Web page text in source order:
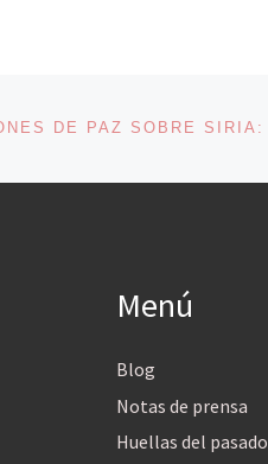
Menú
Blog
Notas de prensa
Huellas del pasado